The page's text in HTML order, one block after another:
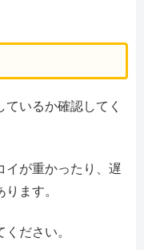
いるか確認してく
イが重かったり、遅
ます。
ださい。